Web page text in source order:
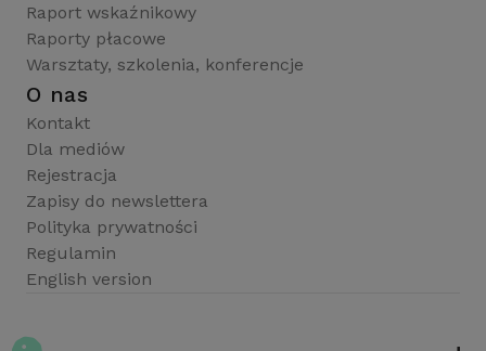
Raport wskaźnikowy
Raporty płacowe
Warsztaty, szkolenia, konferencje
O nas
Kontakt
Dla mediów
Rejestracja
Zapisy do newslettera
Polityka prywatności
Regulamin
English version